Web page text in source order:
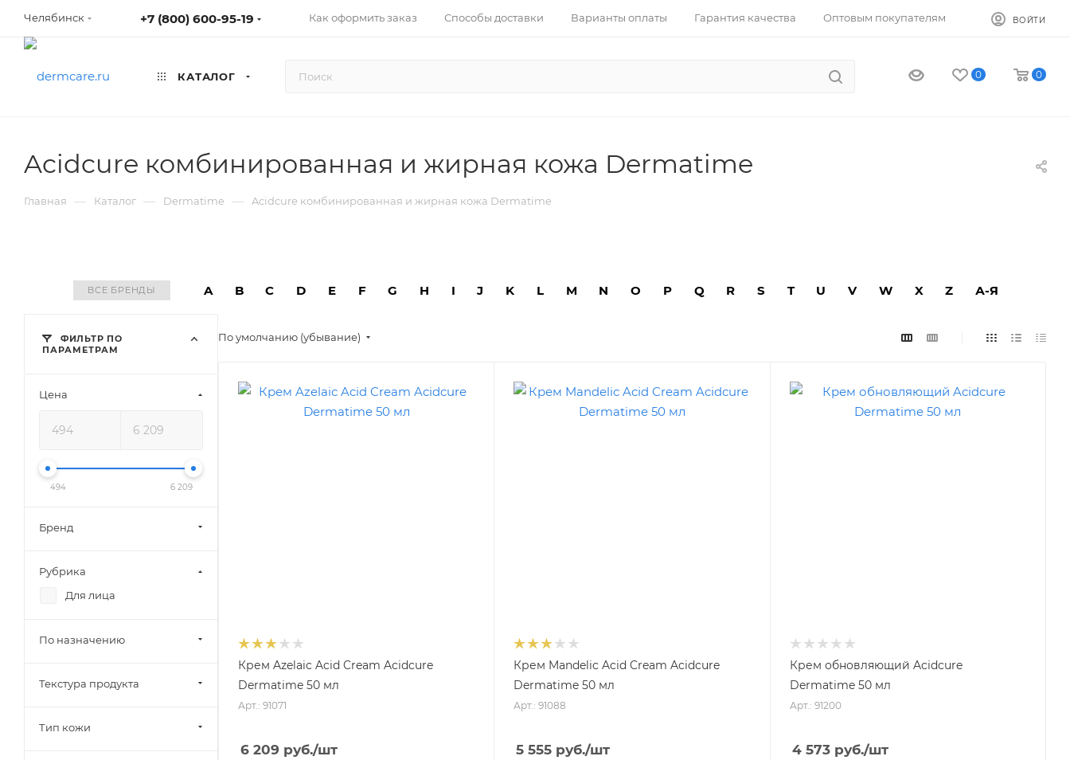
Челябинск +7 (800) 600-95-19 Как оформить заказ Способы доставки Варианты оплаты Гарантия качества Оптовым покупателям ВОЙТИ
КАТАЛОГ 0 0
Acidcure комбинированная и жирная кожа Dermatime
Главная — Каталог — Dermatime — Acidcure комбинированная и жирная кожа Dermatime
ВСЕ БРЕНДЫ A B C D E F G H I J K L M N O P Q R S T U V W X Z А-Я
По умолчанию (убывание)
Крем Azelaic Acid Cream Acidcure
Dermatime 50 мл
Арт.: 91071
6 209 руб./шт
Крем Mandelic Acid Cream Acidcure
Dermatime 50 мл
Арт.: 91088
5 555 руб./шт
Крем обновляющий Acidcure
Dermatime 50 мл
Арт.: 91200
4 573руб./шт
ФИЛЬТР ПО
ПАРАМЕТРАМ
Цена
494 6 209
Бренд
Рубрика
Для лица
По назначению
Текстура продукта
Тип кожи